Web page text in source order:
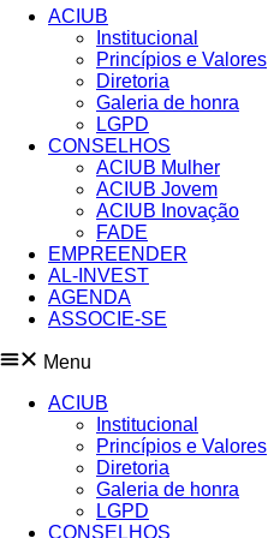
ACIUB
Institucional
Princípios e Valores​
Diretoria
Galeria de honra
LGPD
CONSELHOS
ACIUB Mulher
ACIUB Jovem
ACIUB Inovação
FADE
EMPREENDER
AL-INVEST
AGENDA
ASSOCIE-SE
Menu
ACIUB
Institucional
Princípios e Valores​
Diretoria
Galeria de honra
LGPD
CONSELHOS